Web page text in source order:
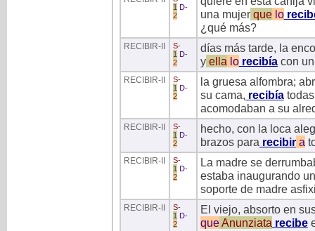
1
D-
2
una mujerquelo
¿qué más?
RECIBIR-II S-
1
D-
2
días más tarde, la
yella lorecibíacon un
RECIBIR-II S-
1
D-
2
la gruesa alfombra;
su cama, recibía
acomodaban a su
RECIBIR-II S-
1
D-
2
hecho, con la loca
brazos para recibira
RECIBIR-II S-
1
D-
2
La madre se
estaba inaugurando
soporte de madre
RECIBIR-II S-
1
D-
2
El viejo, absorto en
queAnunziata recibe